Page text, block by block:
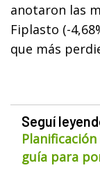
anotaron las
Fiplasto (-
que más
Seguí
guía para